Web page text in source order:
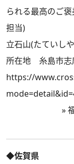
られる最高のご
担当)
立石山(たていし
所在地 糸島市志
https://
»
◆佐賀県